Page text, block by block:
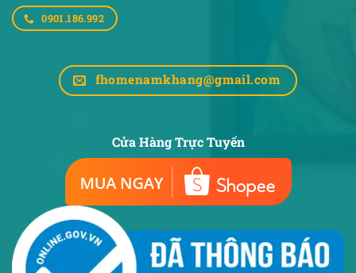
0901.186.992
fhomenamkhang@gmail.com
Cửa Hàng Trực Tuyến